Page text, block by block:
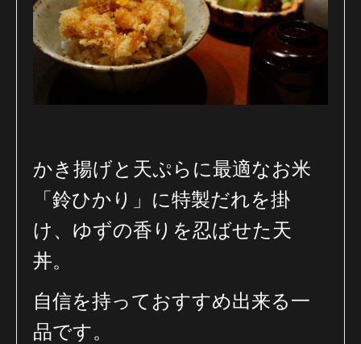
かき揚げと天ぷらに最適なお米
「鈴ひかり」に特製だれを掛
け、 ゆずの香りを忍ばせた天
丼。
自信を持っておすすめ出来る一
品です。